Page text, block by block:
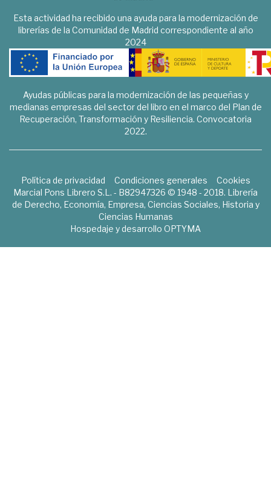
Esta actividad ha recibido una ayuda para la modernización de
librerías de la Comunidad de Madrid correspondiente al año
2024
Ayudas públicas para la modernización de las pequeñas y
medianas empresas del sector del libro en el marco del Plan de
Recuperación, Transformación y Resiliencia. Convocatoria
2022.
Política de privacidad Condiciones generales
Cookies
Marcial Pons Librero S.L. - B82947326 © 1948 - 2018. Librería
de Derecho, Economía, Empresa, Ciencias Sociales, Historia y
Ciencias Humanas
Hospedaje y desarrollo OPTYMA